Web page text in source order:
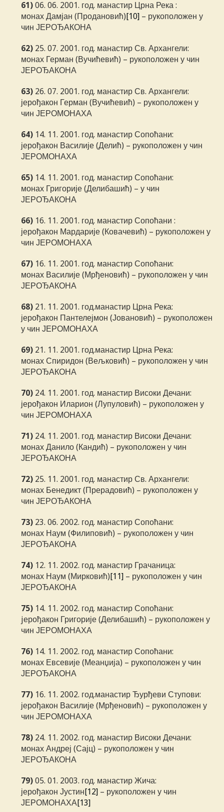
61) 06. 06. 2001. год. манастир Црна Река :
монах Дамјан (Продановић) [10] – рукоположен у
чин ЈЕРОЂАКОНА
62) 25. 07. 2001. год. манастир Св. Архангели:
монах Герман (Вучићевић) – рукоположен у чин
ЈЕРОЂАКОНА
63) 26. 07. 2001. год. манастир Св. Архангели:
јерођакон Герман (Вучићевић) – рукоположен у
чин ЈЕРОМОНАХА
64) 14. 11. 2001. год. манастир Сопоћани:
јерођакон Василије (Делић) – рукоположен у чин
ЈЕРОМОНАХА
65) 14. 11. 2001. год. манастир Сопоћани:
монах Григорије (Делибашић) – у чин
ЈЕРОЂАКОНА
66) 16. 11. 2001. год. манастир Сопоћани :
јерођакон Мардарије (Ковачевић) – рукоположен у
чин ЈЕРОМОНАХА
67) 16. 11. 2001. год. манастир Сопоћани:
монах Василије (Мрђеновић) – рукоположен у чин
ЈЕРОЂАКОНА
68) 21. 11. 2001. год.манастир Црна Река:
јерођакон Пантелејмон (Јовановић) – рукоположен
у чин ЈЕРОМОНАХА
69) 21. 11. 2001. год.манастир Црна Река:
монах Спиридон (Вељковић) – рукоположен у чин
ЈЕРОЂАКОНА
70) 24. 11. 2001. год. манастир Високи Дечани:
јерођакон Иларион (Лупуловић) – рукоположен у
чин ЈЕРОМОНАХА
71) 24. 11. 2001. год. манастир Високи Дечани:
монах Данило (Кандић) – рукоположен у чин
ЈЕРОЂАКОНА
72) 25. 11. 2001. год. манастир Св. Архангели:
монах Бенедикт (Прерадовић) – рукоположен у
чин ЈЕРОЂАКОНА
73) 23. 06. 2002. год. манастир Сопоћани:
монах Наум (Филиповић) – рукоположен у чин
ЈЕРОЂАКОНА
74) 12. 11. 2002. год. манастир Грачаница:
монах Наум (Мирковић) [11] – рукоположен у чин
ЈЕРОЂАКОНА
75) 14. 11. 2002. год. манастир Сопоћани:
jерођакон Григорије (Делибашић) – рукоположен у
чин ЈЕРОМОНАХА
76) 14. 11. 2002. год. манастир Сопоћани:
монах Евсевије (Меанџија) – рукоположен у чин
ЈЕРОЂАКОНА
77) 16. 11. 2002. год.манастир Ђурђеви Ступови:
јерођакон Василије (Мрђеновић) – рукоположен у
чин ЈЕРОМОНАХА
78) 24. 11. 2002. год. манастир Високи Дечани:
монах Андреј (Сајц) – рукоположен у чин
ЈЕРОЂАКОНА
79) 05. 01. 2003. год. манастир Жича:
јерођакон Јустин [12] – рукоположен у чин
ЈЕРОМОНАХА[13]